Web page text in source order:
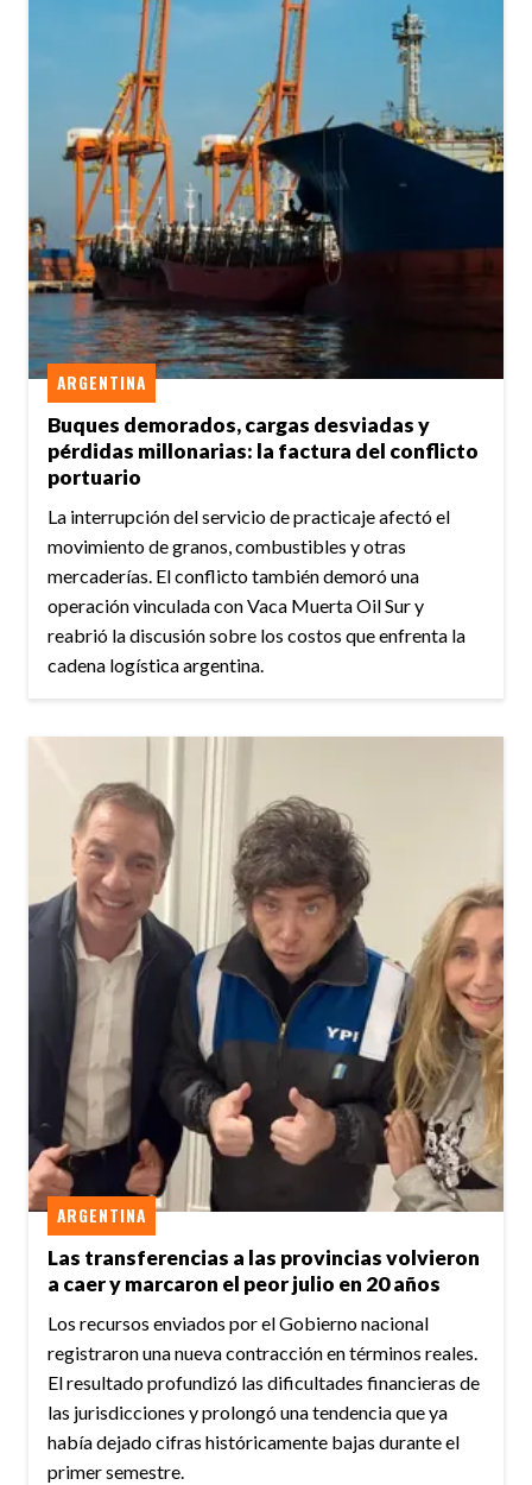
Buques demorados, cargas desviadas y
pérdidas millonarias: la factura del conflicto
portuario
ARGENTINA
La interrupción del servicio de practicaje afectó el
movimiento de granos, combustibles y otras
mercaderías. El conflicto también demoró una
operación vinculada con Vaca Muerta Oil Sur y
reabrió la discusión sobre los costos que enfrenta la
cadena logística argentina.
Las transferencias a las provincias volvieron
a caer y marcaron el peor julio en 20 años
ARGENTINA
Los recursos enviados por el Gobierno nacional
registraron una nueva contracción en términos reales.
El resultado profundizó las dificultades financieras de
las jurisdicciones y prolongó una tendencia que ya
había dejado cifras históricamente bajas durante el
primer semestre.